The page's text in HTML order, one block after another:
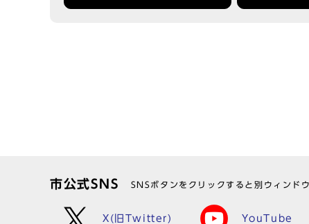
市公式SNS SNSボタンをクリックすると別ウィンド
X(旧Twitter) YouTube